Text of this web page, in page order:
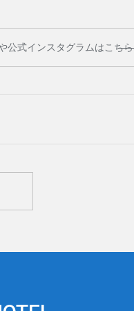
式インスタグラムはこちら